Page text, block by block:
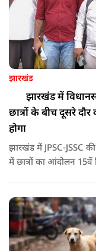
झारखंड
झारखंड में
छात्रों के बीच दूसरे
होगा
झारखंड में JPSC-JSSC
में छात्रों का आंदोलन 15वें